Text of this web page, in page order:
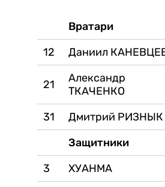
Вратари
12
Даниил
21
Александр
ТКАЧЕНКО
31 Дмитрий РИЗНЫК
Защитники
3
ХУАНМА